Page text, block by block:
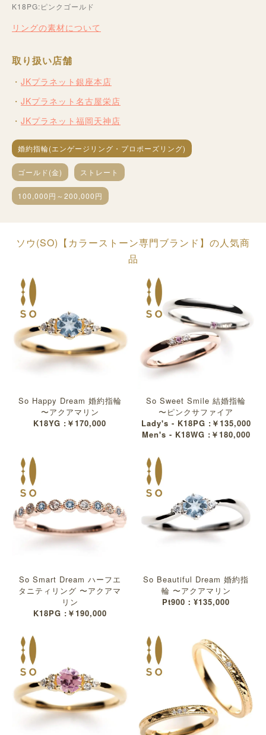
K18PG:ピンクゴールド
リングの素材について
取り扱い店舗
JKプラネット銀座本店
JKプラネット名古屋栄店
JKプラネット福岡天神店
婚約指輪(エンゲージリング・プロポーズリング)
ゴールド(金) ストレート
100,000円～200,000円
ソウ(SO)【カラーストーン専門ブランド】の人気商
品
So Happy Dream 婚約指輪
〜アクアマリン
K18YG :￥170,000
So Sweet Smile 結婚指輪
〜ピンクサファイア
Lady's - K18PG :￥135,000
Men's - K18WG :￥180,000
So Smart Dream ハーフエ
タニティリング 〜アクアマ
リン
K18PG :￥190,000
So Beautiful Dream 婚約指
輪 〜アクアマリン
Pt900：¥135,000